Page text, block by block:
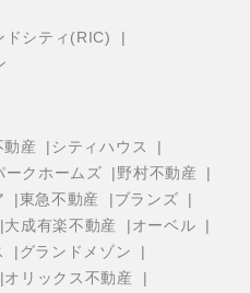
ドシティ(RIC)
動産
シティハウス
ークホームズ
野村不動産
東急不動産
ブランズ
大成有楽不動産
オーベル
グランドメゾン
オリックス不動産